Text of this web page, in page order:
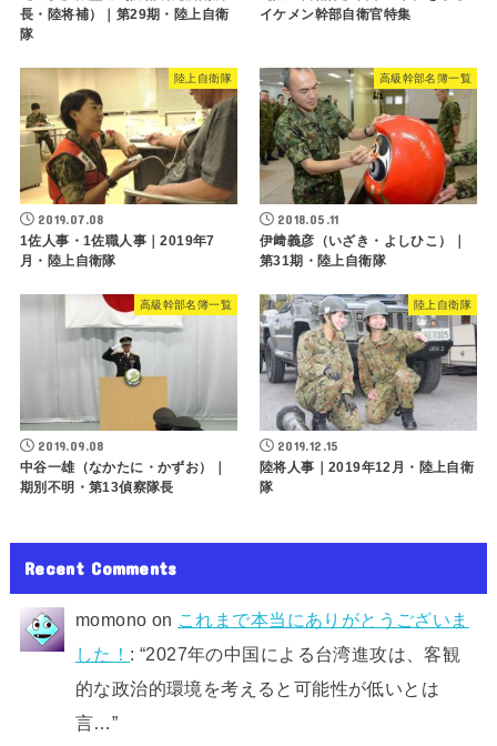
長・陸将補）｜第29期・陸上自衛
隊
イケメン幹部自衛官特集
陸上自衛隊
2019.07.08
1佐人事・1佐職人事｜2019年7
月・陸上自衛隊
高級幹部名簿一覧
2018.05.11
伊﨑義彦（いざき・よしひこ）｜
第31期・陸上自衛隊
高級幹部名簿一覧
2019.09.08
中谷一雄（なかたに・かずお）｜
期別不明・第13偵察隊長
陸上自衛隊
2019.12.15
陸将人事｜2019年12月・陸上自衛
隊
Recent Comments
momono on これまで本当にありがとうございま
した！ : “2027年の中国による台湾進攻は、客観
的な政治的環境を考えると可能性が低いとは
言…”